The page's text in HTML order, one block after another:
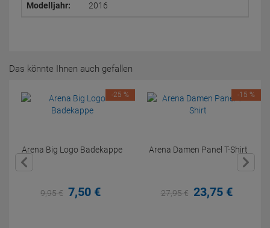
Modelljahr: 2016
Das könnte Ihnen auch gefallen
Arena Big Logo Badekappe
9,95€ 7,50 €
-25 %
Arena Damen Panel T-Shirt
27,95€ 23,75 €
-15 %